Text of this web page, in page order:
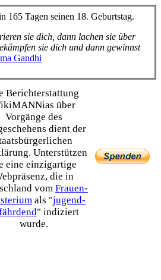
165 Tagen seinen 18. Geburtstag.
sie dich, dann lachen sie über
sie dich und dann gewinnst
Gandhi
Bericht­erstattung
über
Vorgänge des
dient der
Unterstützen
eine einzig­artige
die in
vom Frauen­
als "jugend­
" indiziert
wurde.